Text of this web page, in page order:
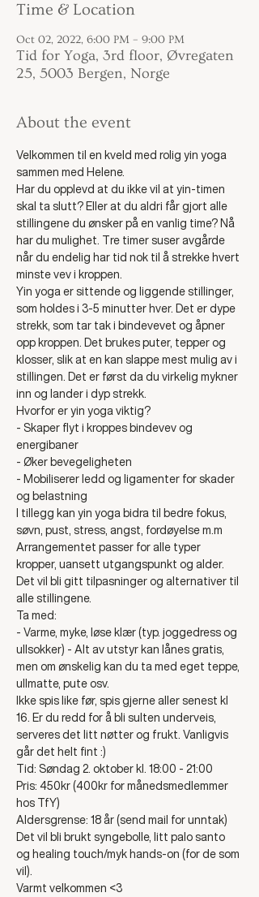
Time & Location
Oct 02, 2022, 6:00 PM – 9:00 PM
Tid for Yoga, 3rd floor, Øvregaten
25, 5003 Bergen, Norge
About the event
Velkommen til en kveld med rolig yin yoga
sammen med Helene.
Har du opplevd at du ikke vil at yin-timen
skal ta slutt? Eller at du aldri får gjort alle
stillingene du ønsker på en vanlig time? Nå
har du mulighet. Tre timer suser avgårde
når du endelig har tid nok til å strekke hvert
minste vev i kroppen.
Yin yoga er sittende og liggende stillinger,
som holdes i 3-5 minutter hver. Det er dype
strekk, som tar tak i bindevevet og åpner
opp kroppen. Det brukes puter, tepper og
klosser, slik at en kan slappe mest mulig av i
stillingen. Det er først da du virkelig mykner
inn og lander i dyp strekk.
Hvorfor er yin yoga viktig?
- Skaper flyt i kroppes bindevev og
energibaner
- Øker bevegeligheten
- Mobiliserer ledd og ligamenter for skader
og belastning
I tillegg kan yin yoga bidra til bedre fokus,
søvn, pust, stress, angst, fordøyelse m.m
Arrangementet passer for alle typer
kropper, uansett utgangspunkt og alder.
Det vil bli gitt tilpasninger og alternativer til
alle stillingene.
Ta med:
- Varme, myke, løse klær (typ. joggedress og
ullsokker) - Alt av utstyr kan lånes gratis,
men om ønskelig kan du ta med eget teppe,
ullmatte, pute osv.
Ikke spis like før, spis gjerne aller senest kl
16. Er du redd for å bli sulten underveis,
serveres det litt nøtter og frukt. Vanligvis
går det helt fint :)
Tid: Søndag 2. oktober kl. 18:00 - 21:00
Pris: 450kr (400kr for månedsmedlemmer
hos TfY)
Aldersgrense: 18 år (send mail for unntak)
Det vil bli brukt syngebolle, litt palo santo
og healing touch/myk hands-on (for de som
vil).
Varmt velkommen <3